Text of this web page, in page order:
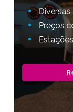
Preços